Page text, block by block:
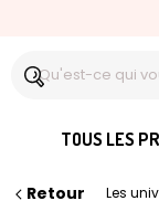
TOUS LES
Retour Les